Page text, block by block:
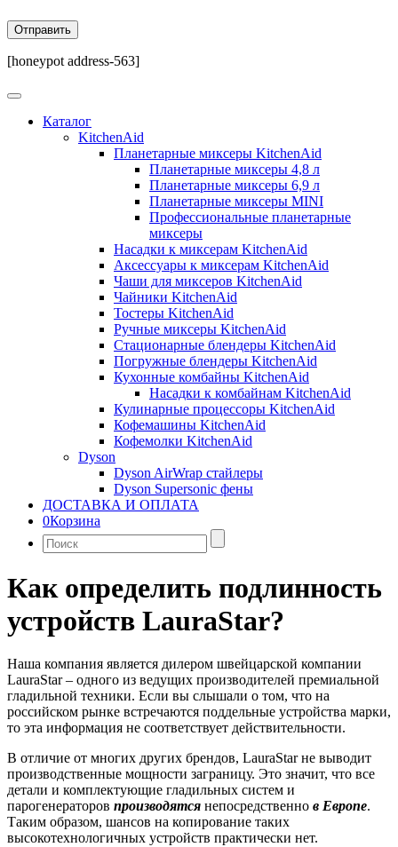
[honeypot address-563]
Каталог
KitchenAid
Планетарные миксеры KitchenAid
Планетарные миксеры 4,8 л
Планетарные миксеры 6,9 л
Планетарные миксеры MINI
Профессиональные планетарные
миксеры
Насадки к миксерам KitchenAid
Аксессуары к миксерам KitchenAid
Чаши для миксеров KitchenAid
Чайники KitchenAid
Тостеры KitchenAid
Ручные миксеры KitchenAid
Стационарные блендеры KitchenAid
Погружные блендеры KitchenAid
Кухонные комбайны KitchenAid
Насадки к комбайнам KitchenAid
Кулинарные процессоры KitchenAid
Кофемашины KitchenAid
Кофемолки KitchenAid
Dyson
Dyson AirWrap стайлеры
Dyson Supersonic фены
ДОСТАВКА И ОПЛАТА
0Корзина
Найти:
Как определить подлинность
устройств LauraStar?
Наша компания является дилером швейцарской компании
LauraStar – одного из ведущих производителей премиальной
гладильной техники. Если вы слышали о том, что на
российском рынке встречаются поддельные устройства марки,
то эта информация не соответствует действительности.
В отличие от многих других брендов, LauraStar не выводит
производственные мощности заграницу. Это значит, что все
детали и комплектующие гладильных систем и
парогенераторов производятся непосредственно в Европе.
Таким образом, шансов на копирование таких
высокотехнологичных устройств практически нет.